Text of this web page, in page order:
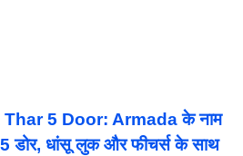
5 Door: Armada के नाम
डोर, धांसू लुक और फीचर्स के साथ